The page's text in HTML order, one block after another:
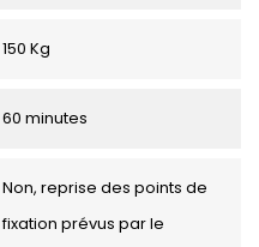
150 Kg
60 minutes
Non, reprise des points de
fixation prévus par le